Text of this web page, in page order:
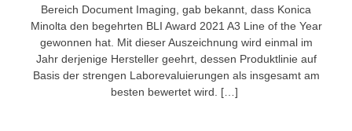
Bereich Document Imaging, gab bekannt, dass Konica
Minolta den begehrten BLI Award 2021 A3 Line of the Year
gewonnen hat. Mit dieser Auszeichnung wird einmal im
Jahr derjenige Hersteller geehrt, dessen Produktlinie auf
Basis der strengen Laborevaluierungen als insgesamt am
besten bewertet wird. […]